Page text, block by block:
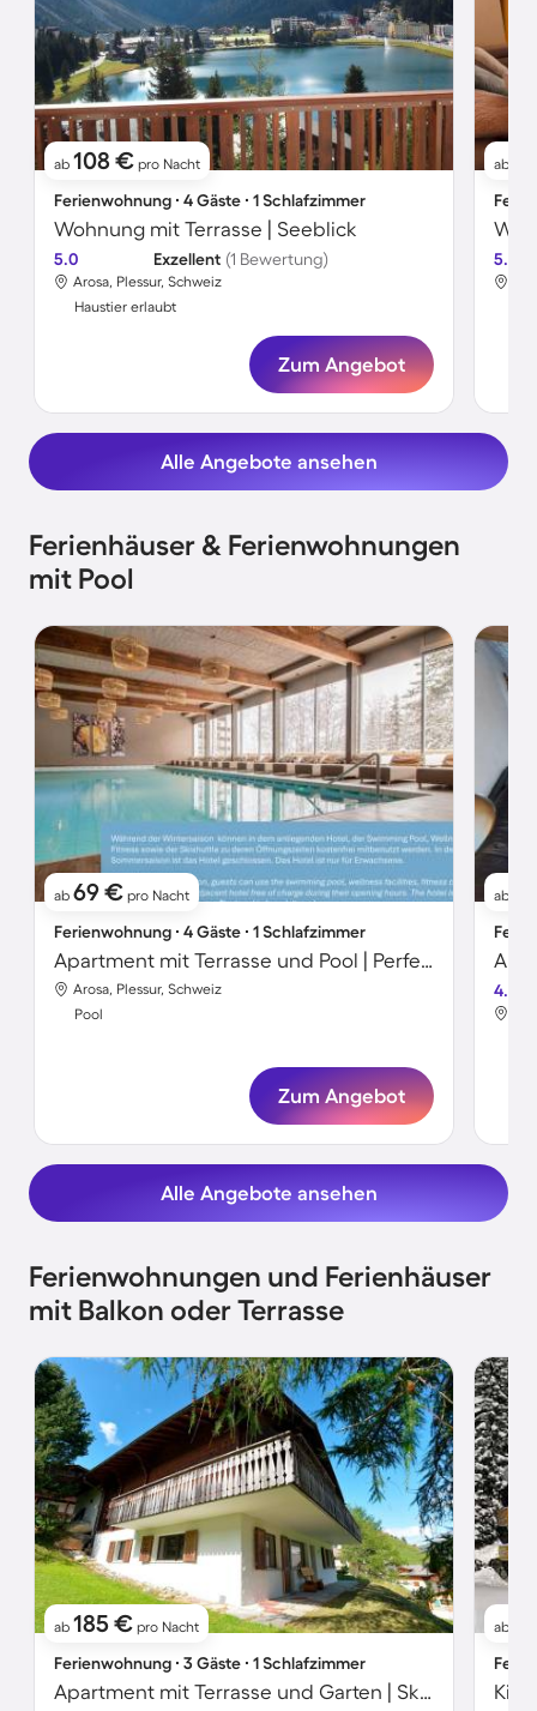
ab 108 € pro Nacht
Ferienwohnung ∙ 4 Gäste ∙ 1 Schlafzimmer
Wohnung mit Terrasse | Seeblick
5.0 Exzellent (1 Bewertung)
Arosa, Plessur, Schweiz
Haustier erlaubt
Zum Angebot
ab
5.0
Alle Angebote ansehen
Ferienhäuser & Ferienwohnungen
mit Pool
ab 69 € pro Nacht
Ferienwohnung ∙ 4 Gäste ∙ 1 Schlafzimmer
Apartment mit Terrasse und Pool | Perfekt für die Arbeit von Zuhause
Arosa, Plessur, Schweiz
Pool
Zum Angebot
ab
4.6
Alle Angebote ansehen
Ferienwohnungen und Ferienhäuser
mit Balkon oder Terrasse
ab 185 € pro Nacht
Ferienwohnung ∙ 3 Gäste ∙ 1 Schlafzimmer
Apartment mit Terrasse und Garten | Skifahren in der Nähe
ab